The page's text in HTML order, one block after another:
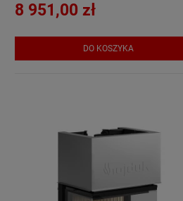
8 951,00 zł
DO KOSZYKA